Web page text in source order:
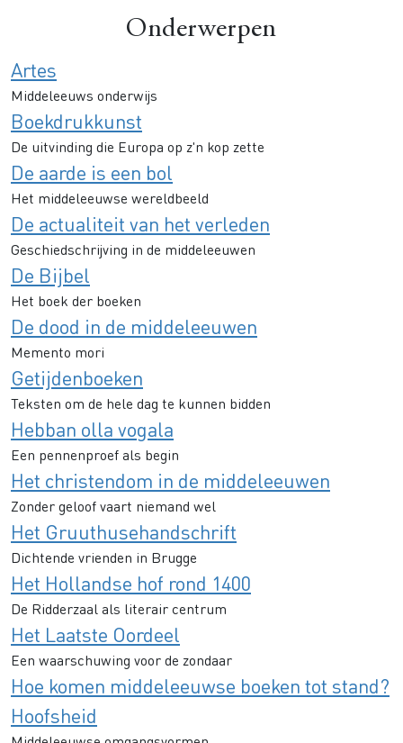
Onderwerpen
Artes
Middeleeuws onderwijs
Boekdrukkunst
De uitvinding die Europa op z'n kop zette
De aarde is een bol
Het middeleeuwse wereldbeeld
De actualiteit van het verleden
Geschiedschrijving in de middeleeuwen
De Bijbel
Het boek der boeken
De dood in de middeleeuwen
Memento mori
Getijdenboeken
Teksten om de hele dag te kunnen bidden
Hebban olla vogala
Een pennenproef als begin
Het christendom in de middeleeuwen
Zonder geloof vaart niemand wel
Het Gruuthusehandschrift
Dichtende vrienden in Brugge
Het Hollandse hof rond 1400
De Ridderzaal als literair centrum
Het Laatste Oordeel
Een waarschuwing voor de zondaar
Hoe komen middeleeuwse boeken tot stand?
Hoofsheid